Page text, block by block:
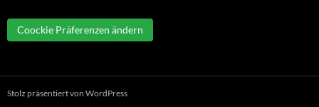
Coockie Präferenzen ändern
Stolz präsentiert von WordPress